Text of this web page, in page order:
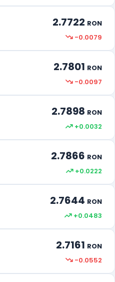
2.7722 RON
-0.0079
2.7801 RON
-0.0097
2.7898 RON
+0.0032
2.7866 RON
+0.0222
2.7644 RON
+0.0483
2.7161 RON
-0.0552